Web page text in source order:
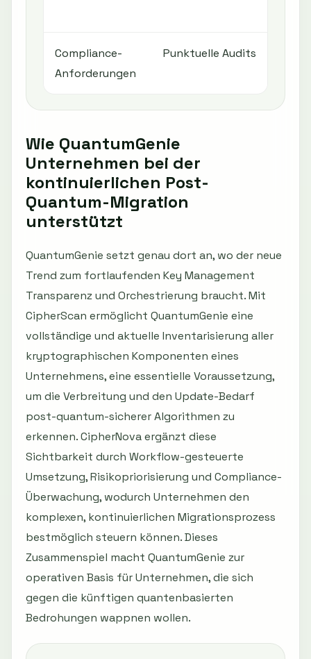
Compliance-
Anforderungen
Punktuelle Audits
Wie QuantumGenie
Unternehmen bei der
kontinuierlichen Post-
Quantum-Migration
unterstützt
QuantumGenie setzt genau dort an, wo der neue
Trend zum fortlaufenden Key Management
Transparenz und Orchestrierung braucht. Mit
CipherScan ermöglicht QuantumGenie eine
vollständige und aktuelle Inventarisierung aller
kryptographischen Komponenten eines
Unternehmens, eine essentielle Voraussetzung,
um die Verbreitung und den Update-Bedarf
post-quantum-sicherer Algorithmen zu
erkennen. CipherNova ergänzt diese
Sichtbarkeit durch Workflow-gesteuerte
Umsetzung, Risikopriorisierung und Compliance-
Überwachung, wodurch Unternehmen den
komplexen, kontinuierlichen Migrationsprozess
bestmöglich steuern können. Dieses
Zusammenspiel macht QuantumGenie zur
operativen Basis für Unternehmen, die sich
gegen die künftigen quantenbasierten
Bedrohungen wappnen wollen.